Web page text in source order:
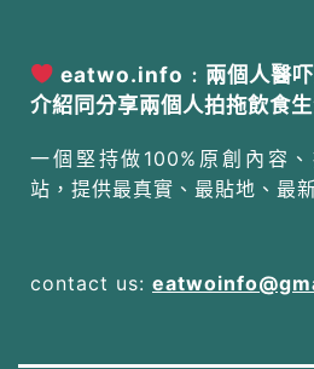
eatwo.info﹕兩個人醫
介紹同分享兩個人拍拖飲食
一個堅持做100%原創內容
站，提供最真實、最貼地、最
contact us: